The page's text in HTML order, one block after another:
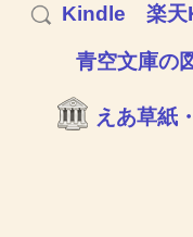
Kindle 楽
青空文庫の
えあ草紙